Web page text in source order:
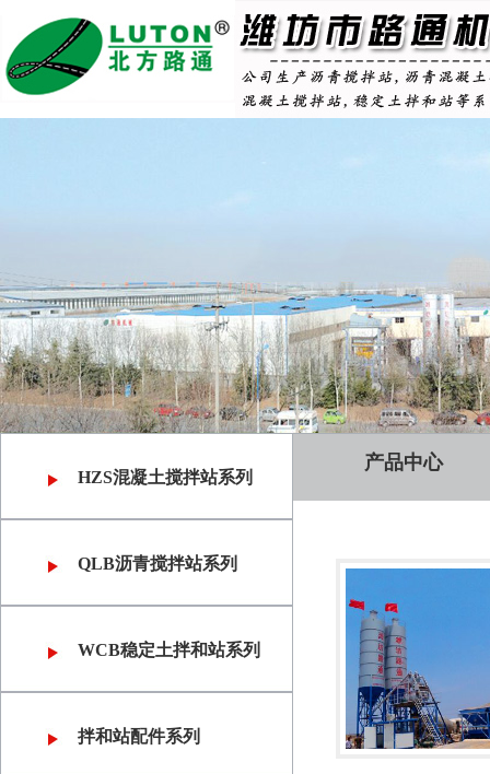
HZS混凝土搅拌站系列
QLB沥青搅拌站系列
WCB稳定土拌和站系列
拌和站配件系列
产品中心